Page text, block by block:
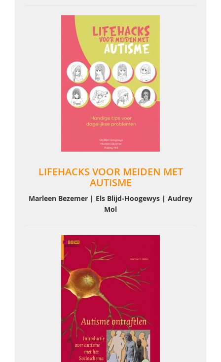
LIFEHACKS VOOR MEIDEN MET
AUTISME
Marleen Bezemer | Els Blijd-Hoogewys | Audrey
Mol